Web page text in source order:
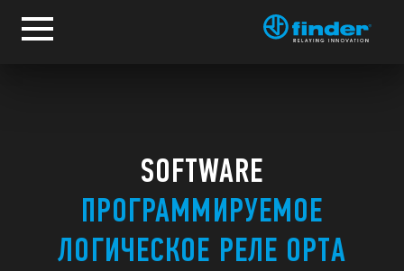
SOFTWARE
ПРОГРАММИРУЕМОЕ
ЛОГИЧЕСКОЕ РЕЛЕ OPTA